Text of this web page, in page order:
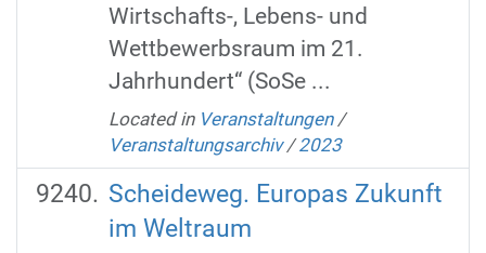
Wirtschafts-, Lebens- und
Wettbewerbsraum im 21.
Jahrhundert“ (SoSe ...
Located in Veranstaltungen /
Veranstaltungsarchiv /2023
Scheideweg. Europas Zukunft
im Weltraum